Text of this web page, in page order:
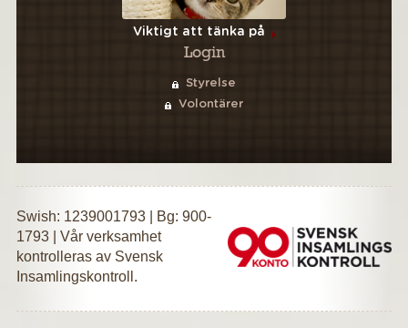
Viktigt att tänka på
Login
Styrelse
Volontärer
Swish: 1239001793 | Bg: 900-
1793 | Vår verksamhet
kontrolleras av Svensk
Insamlingskontroll.